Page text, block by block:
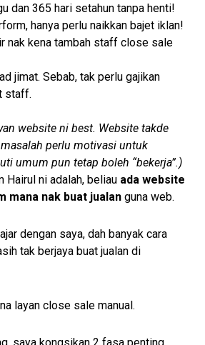
dan 365 hari setahun tanpa henti!
hanya perlu naikkan bajet iklan!
nak kena tambah staff close sale
jimat. Sebab, tak perlu gajikan
staff.
website ni best. Website takde
perlu motivasi untuk
umum pun tetap boleh “bekerja”.)
Hairul ni adalah, beliau ada website
mana nak buat jualanguna web.
dengan saya, dah banyak cara
tak berjaya buat jualan di
layan close sale manual.
saya kongsikan 2 fasa penting